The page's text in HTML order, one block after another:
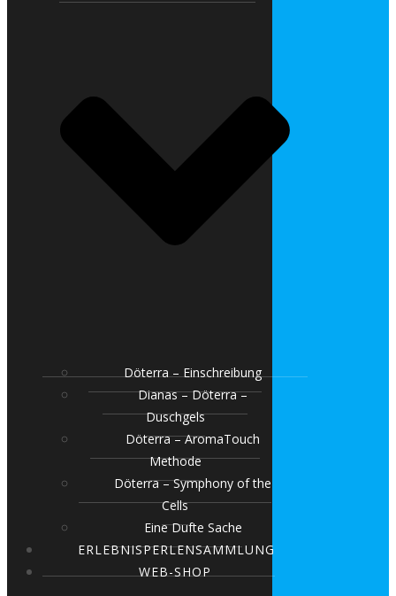
Döterra – Einschreibung
Dianas – Döterra –
Duschgels
Döterra – AromaTouch
Methode
Döterra – Symphony of the
Cells
Eine Dufte Sache
ERLEBNISPERLENSAMMLUNG
WEB-SHOP